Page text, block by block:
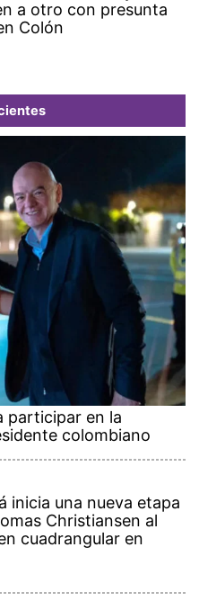
a otro con presunta
Colón
participar en la
colombiano
inicia una nueva etapa
Christiansen al
cuadrangular en